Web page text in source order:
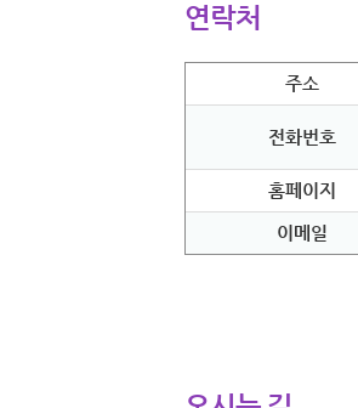
연락처
주소
전화번호
홈페이지
이메일